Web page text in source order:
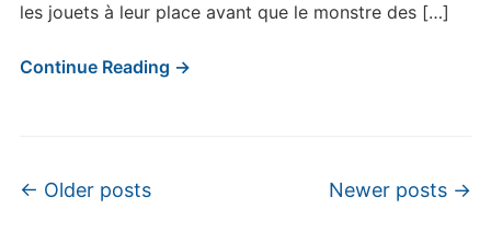
les jouets à leur place avant que le monstre des […]
Continue Reading →
Post navigation
← Older posts Newer posts →